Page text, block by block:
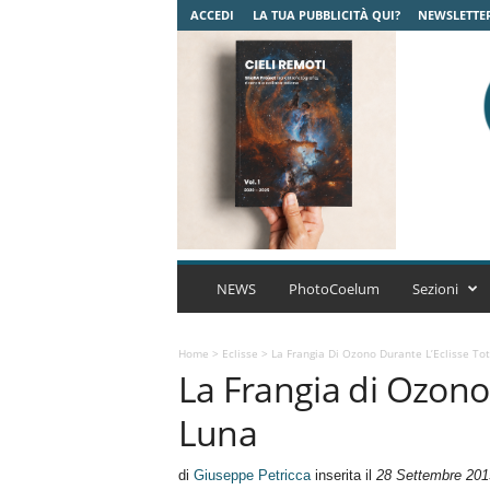
ACCEDI LA TUA PUBBLICITÀ QUI?
C
u
m
A
r
NEWS PhotoCoelum Sezioni
Home > Eclisse > La Frangia Di Ozono Durante L’Eclisse
La Frangia di
Luna
di Giuseppe Petriccainserita il 28 Settembre